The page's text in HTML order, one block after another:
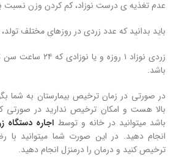
عدم تغذیه ی درست نوزاد، کم کردن وزن نسبت
باید بدانید که عدد زردی در روزهای مختلف
باشد.
در صورتی در زمان ترخیص بیمارستان به شما
باشد میتوانید در خانه و توسط اجاره دستگاه
انجام دهید. در این صورت شما میتوانید با
ترخیص کنید و درمان را درمنزل انجام دهید.